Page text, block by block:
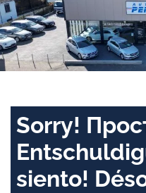
Sorry!
siento!